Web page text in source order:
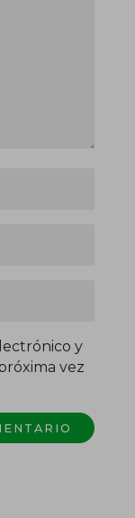
y
vez